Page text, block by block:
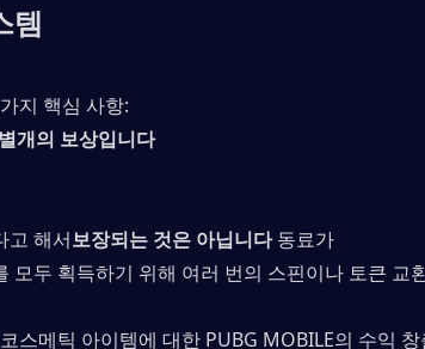
템
지 핵심 사항:
별개의 보상입니다
고 해서보장되는 것은 아닙니다 동료가
모두 획득하기 위해 여러 번의 스핀이나 토큰 교
스메틱 아이템에 대한 PUBG MOBILE의 수익